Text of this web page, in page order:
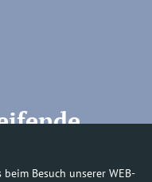
Besuch unserer WEB-